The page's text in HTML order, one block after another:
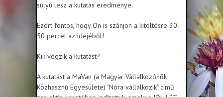
súlyú lesz a kutatás eredménye.
Ezért fontos, hogy Ön is szánjon a kitöltésre 30-
50 percet az idejéből!
Kik végzik a kutatást?
A kutatást a MaVan (a Magyar Vállalkozónők
Közhasznú Egyesülete) "Nóra vállalkozik" című